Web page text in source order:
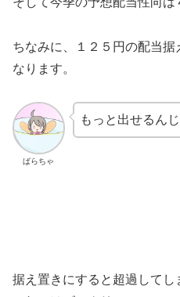
ちなみに、１２５円の配当
なります。
ばらちゃ
もっと出せるん
据え置きにすると超過してし